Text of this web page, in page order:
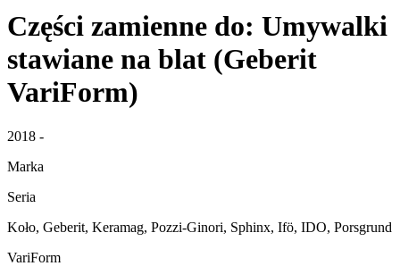
Części zamienne do: Umywalki
stawiane na blat (Geberit
VariForm)
2018 -
Marka
Seria
Koło, Geberit, Keramag, Pozzi-Ginori, Sphinx, Ifö, IDO, Porsgrund
VariForm